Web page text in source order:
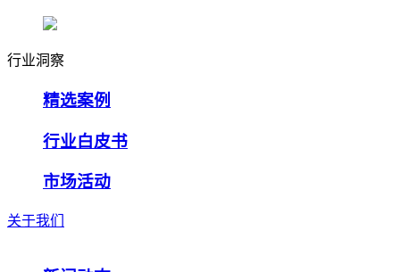
行业洞察
精选案例
行业白皮书
市场活动
关于我们